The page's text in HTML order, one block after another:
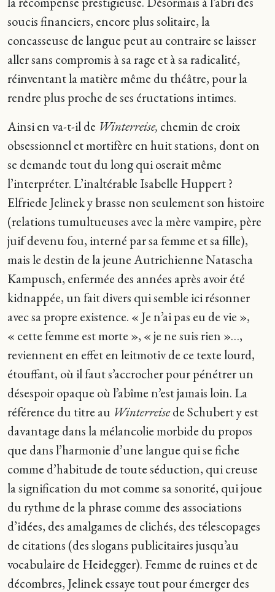
soucis financiers, encore plus solitaire, la
concasseuse de langue peut au contraire se laisser
aller sans compromis à sa rage et à sa radicalité,
réinventant la matière même du théâtre, pour la
rendre plus proche de ses éructations intimes.
Ainsi en va-t-il de Winterreise, chemin de croix
obsessionnel et mortifère en huit stations, dont on
se demande tout du long qui oserait même
l’interpréter. L’inaltérable Isabelle Huppert ?
Elfriede Jelinek y brasse non seulement son histoire
(relations tumultueuses avec la mère vampire, père
juif devenu fou, interné par sa femme et sa fille),
mais le destin de la jeune Autrichienne Natascha
Kampusch, enfermée des années après avoir été
kidnappée, un fait divers qui semble ici résonner
avec sa propre existence. « Je n’ai pas eu de vie »,
« cette femme est morte », « je ne suis rien »…,
reviennent en effet en leitmotiv de ce texte lourd,
étouffant, où il faut s’accrocher pour pénétrer un
désespoir opaque où l’abîme n’est jamais loin. La
référence du titre au Winterreisede Schubert y est
davantage dans la mélancolie morbide du propos
que dans l’harmonie d’une langue qui se fiche
comme d’habitude de toute séduction, qui creuse
la signification du mot comme sa sonorité, qui joue
du rythme de la phrase comme des associations
d’idées, des amalgames de clichés, des télescopages
de citations (des slogans publicitaires jusqu’au
vocabulaire de Heidegger). Femme de ruines et de
décombres, Jelinek essaye tout pour émerger des